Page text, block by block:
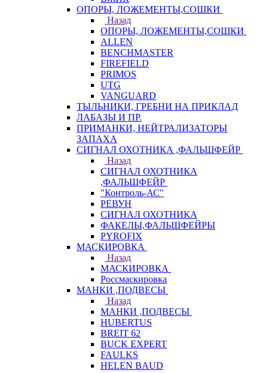
ОПОРЫ, ЛОЖЕМЕНТЫ,СОШКИ
Назад
ОПОРЫ, ЛОЖЕМЕНТЫ,СОШКИ
ALLEN
BENCHMASTER
FIREFIELD
PRIMOS
UTG
VANGUARD
ТЫЛЬНИКИ, ГРЕБНИ НА ПРИКЛАД
ЛАБАЗЫ И ПР.
ПРИМАНКИ, НЕЙТРАЛИЗАТОРЫ
ЗАПАХА
СИГНАЛ ОХОТНИКА ,ФАЛЬШФЕЙР
Назад
СИГНАЛ ОХОТНИКА
,ФАЛЬШФЕЙР
"Контроль-АС"
РЕВУН
СИГНАЛ ОХОТНИКА
ФАКЕЛЫ,ФАЛЬШФЕЙРЫ
PYROFIX
МАСКИРОВКА
Назад
МАСКИРОВКА
Россмаскировка
МАНКИ ,ПОДВЕСЫ
Назад
МАНКИ ,ПОДВЕСЫ
HUBERTUS
BREIT 62
BUCK EXPERT
FAULKS
HELEN BAUD